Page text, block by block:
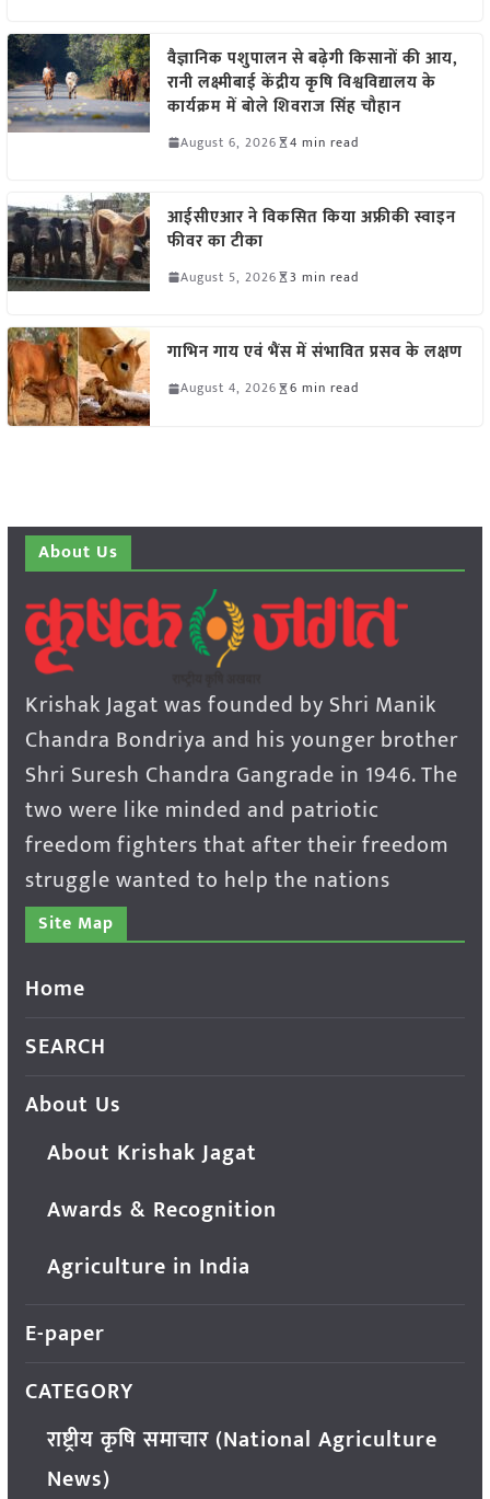
वैज्ञानिक पशुपालन से बढ़ेगी किसानों की आय,
रानी लक्ष्मीबाई केंद्रीय कृषि विश्वविद्यालय के
कार्यक्रम में बोले शिवराज सिंह चौहान
August 6, 2026 4 min read
आईसीएआर ने विकसित किया अफ्रीकी स्वाइन
फीवर का टीका
August 5, 2026 3 min read
गाभिन गाय एवं भैंस में संभावित प्रसव के लक्षण
August 4, 2026 6 min read
About Us
Krishak Jagat was founded by Shri Manik
Chandra Bondriya and his younger brother
Shri Suresh Chandra Gangrade in 1946. The
two were like minded and patriotic
freedom fighters that after their freedom
struggle wanted to help the nations
Site Map
Home
SEARCH
About Us
About Krishak Jagat
Awards & Recognition
Agriculture in India
E-paper
CATEGORY
राष्ट्रीय कृषि समाचार (National Agriculture
News)